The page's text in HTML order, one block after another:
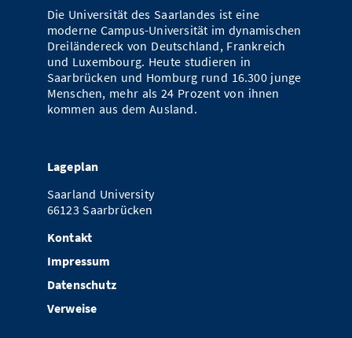
Die Universität des Saarlandes ist eine
moderne Campus-Universität im dynamischen
Dreiländereck von Deutschland, Frankreich
und Luxembourg. Heute studieren in
Saarbrücken und Homburg rund 16.300 junge
Menschen, mehr als 24 Prozent von ihnen
kommen aus dem Ausland.
Lageplan
Saarland University
66123 Saarbrücken
Kontakt
Impressum
Datenschutz
Verweise